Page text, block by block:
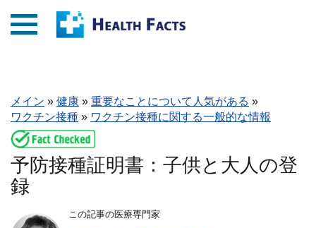
メイン » 健康 » 重要なことについて人気がある »
ワクチン接種 » ワクチン接種に関する一般的な情報
予防接種証明書：子供と大人の登
録
この記事の医療専門家